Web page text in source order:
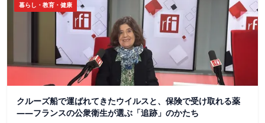
暮らし・教育・健康
クルーズ船で運ばれてきたウイルスと、保険で受け取れる薬
――フランスの公衆衛生が選ぶ「追跡」のかたち